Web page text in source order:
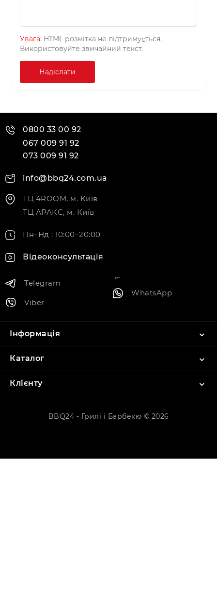
Увага: HTML розмітка не підтримується.
Використовуйте звичайний текст.
Надіслати
0800 33 00 92
067 009 91 92
073 009 91 92
info@bbq24.com.ua
ТЦ 4ROOM, м. Київ
ТЦ АРАКС, м. Київ
Пн–Нд : 10:00–20:00
Відеоконсультація
Telegram
Viber
WhatsApp
Інформація
Каталог
Клієнту
BBQ24 - Грилі і Барбекю © 2026